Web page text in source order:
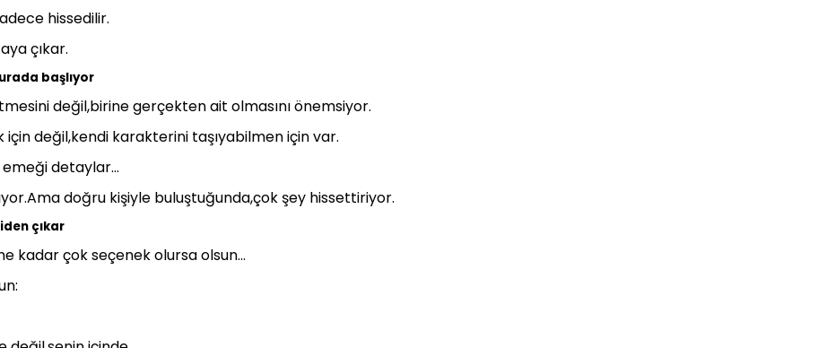
hissedilir.
çıkar.
başlıyor
değil,birine gerçekten ait olmasını önemsiyor.
için değil,kendi karakterini taşıyabilmen için var.
detaylar…
doğru kişiyle buluştuğunda,çok şey hissettiriyor.
çıkar
kadar çok seçenek olursa olsun…